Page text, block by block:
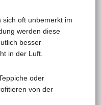
oft unbemerkt im
werden diese
besser
in der Luft.
oder
von der